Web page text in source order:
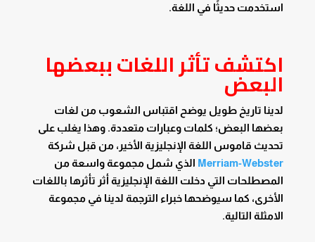
استخدمت حديثًا في اللغة.
اكتشف تأثر اللغات ببعضها
البعض
لدينا تاريخ طويل يوضح اقتباس الشعوب من لغات
بعضها البعض؛ كلمات وعبارات متعددة. وهذا يغلب على
تحديث قاموس اللغة الإنجليزية الأخير، من قبل شركة
Merriam-Webster الذي شمل مجموعة واسعة من
المصطلحات التي دخلت اللغة الإنجليزية أثر تأثرها باللغات
الأخرى، كما سيوضحها خبراء الترجمة لدينا في مجموعة
الامثلة التالية.